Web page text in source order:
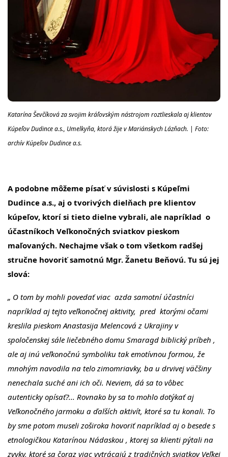
Katarína Ševčíková za svojim kráľovským nástrojom roztlieskala aj klientov
Kúpeľov Dudince a.s., Umelkyňa, ktorá žije v Mariánskych Lázňach. | Foto:
archív Kúpeľov Dudince a.s.
A podobne môžeme písať v súvislosti s Kúpeľmi
Dudince a.s., aj o tvorivých dielňach pre klientov
kúpeľov, ktorí si tieto dielne vybrali, ale napríklad o
účastníkoch Veľkonočných sviatkov pieskom
maľovaných. Nechajme však o tom všetkom radšej
stručne hovoriť samotnú Mgr. Žanetu Beňovú. Tu sú jej
slová:
„ O tom by mohli povedať viac azda samotní účastníci
napríklad aj tejto veľkonočnej aktivity, pred ktorými očami
kreslila pieskom Anastasija Melencová z Ukrajiny v
spoločenskej sále liečebného domu Smaragd biblický príbeh ,
ale aj inú veľkonočnú symboliku tak emotívnou formou, že
mnohým navodila na telo zimomriavky, ba u drvivej väčšiny
nenechala suché ani ich oči. Neviem, dá sa to vôbec
autenticky opísať?... Rovnako by sa to mohlo dotýkať aj
Veľkonočného jarmoku a ďalších aktivít, ktoré sa tu konali. To
by sme potom museli zoširoka hovoriť napríklad aj o besede s
etnologičkou Katarínou Nádaskou , ktorej sa klienti pýtali na
zvyky, ktoré sa čoraz viac vytrácajú z tradičných sviatkov Veľkej